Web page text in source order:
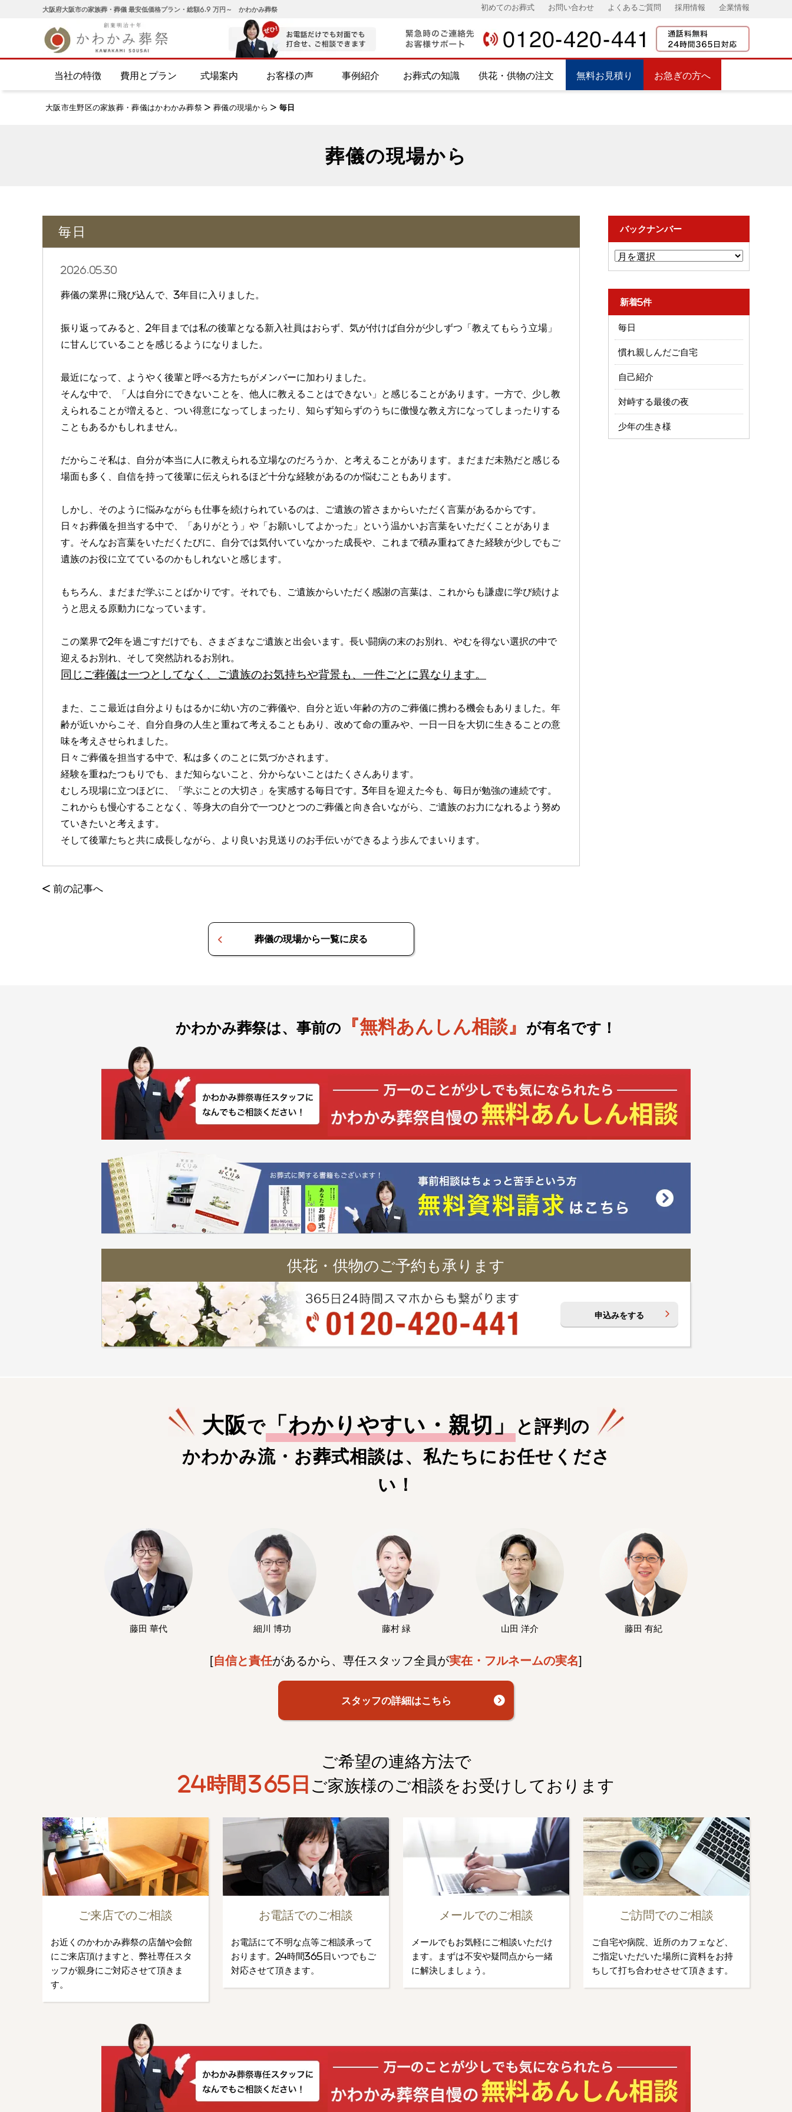
大阪府大阪市の家族葬・葬儀 最安低価格プラン・総額6.9 万円～ かわかみ葬祭 初めてのお葬式 お問い合わせ よくあるご質問 採用情報 企業情報
当社の特徴 費用とプラン 式場案内 お客様の声 事例紹介 お葬式の知識 供花・供物の注文 無料お見積り お急ぎの方へ
大阪市生野区の家族葬・葬儀はかわかみ葬祭 > 葬儀の現場から > 毎日
葬儀の現場から
毎日
2026.05.30
葬儀の業界に飛び込んで、3年目に入りました。
振り返ってみると、2年目までは私の後輩となる新入社員はおらず、気が付けば自分が少しずつ「教えてもらう立場」
に甘んじていることを感じるようになりました。
最近になって、ようやく後輩と呼べる方たちがメンバーに加わりました。
そんな中で、「人は自分にできないことを、他人に教えることはできない」と感じることがあります。一方で、少し教
えられることが増えると、つい得意になってしまったり、知らず知らずのうちに傲慢な教え方になってしまったりする
こともあるかもしれません。
だからこそ私は、自分が本当に人に教えられる立場なのだろうか、と考えることがあります。まだまだ未熟だと感じる
場面も多く、自信を持って後輩に伝えられるほど十分な経験があるのか悩むこともあります。
しかし、そのように悩みながらも仕事を続けられているのは、ご遺族の皆さまからいただく言葉があるからです。
日々お葬儀を担当する中で、「ありがとう」や「お願いしてよかった」という温かいお言葉をいただくことがありま
す。そんなお言葉をいただくたびに、自分では気付いていなかった成長や、これまで積み重ねてきた経験が少しでもご
遺族のお役に立てているのかもしれないと感じます。
もちろん、まだまだ学ぶことばかりです。それでも、ご遺族からいただく感謝の言葉は、これからも謙虚に学び続けよ
うと思える原動力になっています。
この業界で2年を過ごすだけでも、さまざまなご遺族と出会います。長い闘病の末のお別れ、やむを得ない選択の中で
迎えるお別れ、そして突然訪れるお別れ。
同じご葬儀は一つとしてなく、ご遺族のお気持ちや背景も、一件ごとに異なります。
また、ここ最近は自分よりもはるかに幼い方のご葬儀や、自分と近い年齢の方のご葬儀に携わる機会もありました。年
齢が近いからこそ、自分自身の人生と重ねて考えることもあり、改めて命の重みや、一日一日を大切に生きることの意
味を考えさせられました。
日々ご葬儀を担当する中で、私は多くのことに気づかされます。
経験を重ねたつもりでも、まだ知らないこと、分からないことはたくさんあります。
むしろ現場に立つほどに、「学ぶことの大切さ」を実感する毎日です。3年目を迎えた今も、毎日が勉強の連続です。
これからも慢心することなく、等身大の自分で一つひとつのご葬儀と向き合いながら、ご遺族のお力になれるよう努め
ていきたいと考えます。
そして後輩たちと共に成長しながら、より良いお見送りのお手伝いができるよう歩んでまいります。
< 前の記事へ
葬儀の現場から一覧に戻る
バックナンバー
新着5件
毎日
慣れ親しんだご自宅
自己紹介
対峙する最後の夜
少年の生き様
かわかみ葬祭は、事前の 『無料あんしん相談』 が有名です！
供花・供物のご予約も承ります
申込みをする
大阪 で 「 わかりやすい・親切 」
と評判の
かわかみ流・お葬式相談は、私たちにお任せくださ
い！
藤田 華代 細川 博功 藤村 緑 山田 洋介 藤田 有紀
[自信と責任があるから、専任スタッフ全員が実在・フルネームの実名]
スタッフの詳細はこちら
ご希望の連絡方法で
24時間365日 ご家族様のご相談を お受けしております
ご来店でのご相談
お近くのかわかみ葬祭の店舗や会館
にご来店頂けますと、弊社専任スタ
ッフが親身にご対応させて頂きま
す。
お電話でのご相談
お電話にて不明な点等ご相談承って
おります。24時間365日いつでもご
対応させて頂きます。
メールでのご相談
メールでもお気軽にご相談いただけ
ます。まずは不安や疑問点から一緒
に解決しましょう。
ご訪問でのご相談
ご自宅や病院、近所のカフェなど、
ご指定いただいた場所に資料をお持
ちして打ち合わせさせて頂きます。